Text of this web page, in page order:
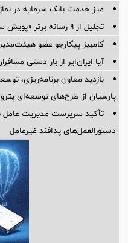
میز خدمت بانک سرمایه در
تجلیل از ۹ رسانه برتر «پویش سایپا_رسانه»
کامبیز پیکارجو عضو
آیا ایران‌ایر از بار دستی
بازدید معاون برنامه‌ریزی،
پارسیان از طرح‌های توسعه‌ای
تأکید سرپرست مدیریت عامل
دستورالعمل‌های پدافند غیرعامل